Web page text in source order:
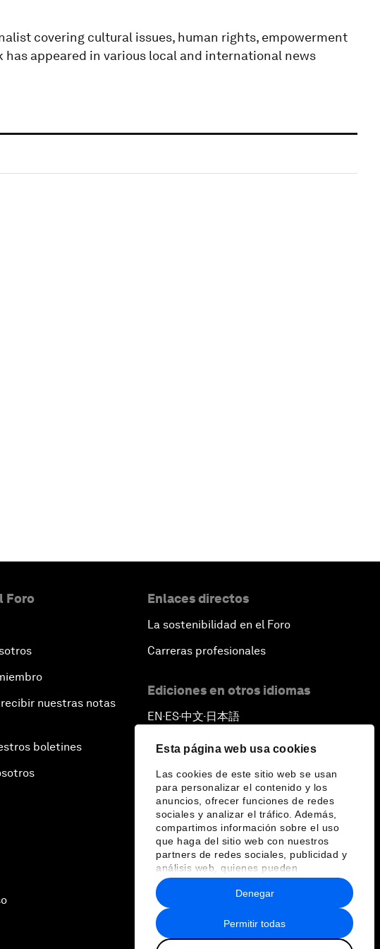
Esta página web usa cookies
Las cookies de este sitio web se usan
para personalizar el contenido y los
anuncios, ofrecer funciones de redes
sociales y analizar el tráfico. Además,
compartimos información sobre el uso
que haga del sitio web con nuestros
partners de redes sociales, publicidad y
análisis web, quienes pueden
combinarla con otra información que les
haya proporcionado o que hayan
recopilado a partir del uso que haya
hecho de sus servicios.
Permitir todas
Denegar
covering cultural issues, human rights, empowerment
has appeared in various local and international news
Foro
nuestras notas
boletines
Enlaces directos
La sostenibilidad en el Foro
Carreras profesionales
Ediciones en otros idiomas
EN ▪ES▪中文▪ 日本語